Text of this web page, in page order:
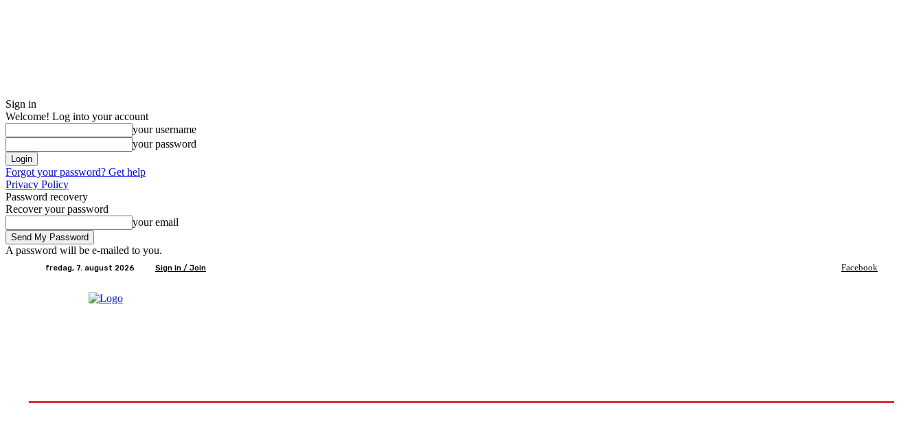
Sign in
Welcome! Log into your account
your username
your password
Forgot your password? Get help
Privacy Policy
Password recovery
Recover your password
your email
A password will be e-mailed to you.
fredag, 7. august 2026 Sign in / Join Facebook